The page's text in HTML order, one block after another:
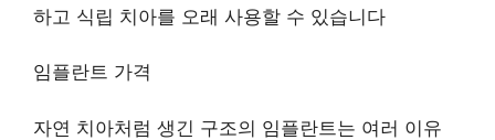
하고 식립 치아를 오래 사용할 수 있습니다
임플란트 가격
자연 치아처럼 생긴 구조의 임플란트는 여러 이유